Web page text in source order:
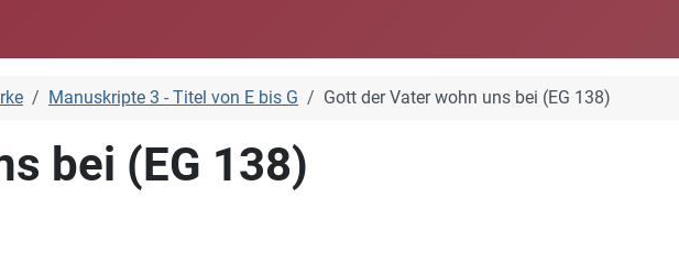
Manuskripte 3 - Titel von E bis G Gott der Vater wohn uns bei (EG 138)
bei (EG 138)